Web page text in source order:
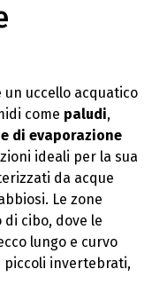
un uccello acquatico
come paludi,
di evaporazione
ideali per la sua
da acque
Le zone
cibo, dove le
lungo e curvo
piccoli invertebrati,